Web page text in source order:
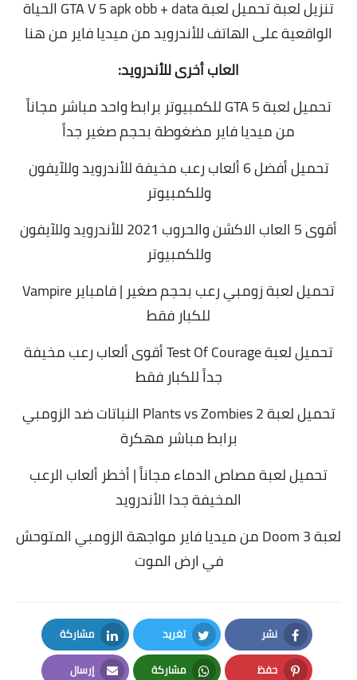
تنزيل لعبة تحميل لعبة GTA V 5 apk obb + data الحياة
الواقعية على الهاتف للأندرويد من ميديا فاير من هنا
العاب أخرى للأندرويد:
تحميل لعبة GTA 5 للكمبيوتر برابط واحد مباشر مجاناً
من ميديا فاير مضغوطة بحجم صغير جداً
تحميل أفضل 6 ألعاب رعب مخيفة للأندرويد وللآيفون
وللكمبيوتر
أقوى 5 العاب الاكشن والحروب 2021 للأندرويد وللآيفون
وللكمبيوتر
تحميل لعبة زومبي رعب بحجم صغير | فامباير Vampire
للكبار فقط
تحميل لعبة Test Of Courage أقوى ألعاب رعب مخيفة
جداً للكبار فقط
تحميل لعبة Plants vs Zombies 2 النباتات ضد الزومبي
برابط مباشر مهكرة
تحميل لعبة مصاص الدماء مجاناً | أخطر ألعاب الرعب
المخيفة جدا الأندرويد
لعبة Doom 3 من ميديا فاير مواجهة الزومبي المتوحش
في ارض الموت
نشر
Facebook
تغريد
Twitter
مشاركة
LinkedIn
حفظ مشاركة إرسال